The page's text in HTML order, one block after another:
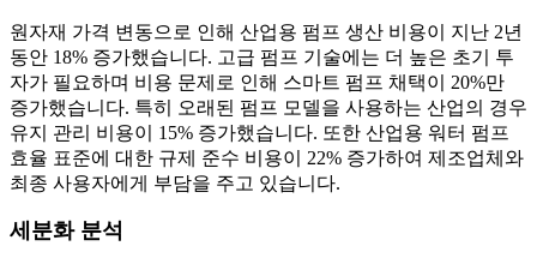
원자재 가격 변동으로 인해 산업용 펌프 생산 비용이 지난 2년
동안 18% 증가했습니다. 고급 펌프 기술에는 더 높은 초기 투
자가 필요하며 비용 문제로 인해 스마트 펌프 채택이 20%만
증가했습니다. 특히 오래된 펌프 모델을 사용하는 산업의 경우
유지 관리 비용이 15% 증가했습니다. 또한 산업용 워터 펌프
효율 표준에 대한 규제 준수 비용이 22% 증가하여 제조업체와
최종 사용자에게 부담을 주고 있습니다.
세분화 분석